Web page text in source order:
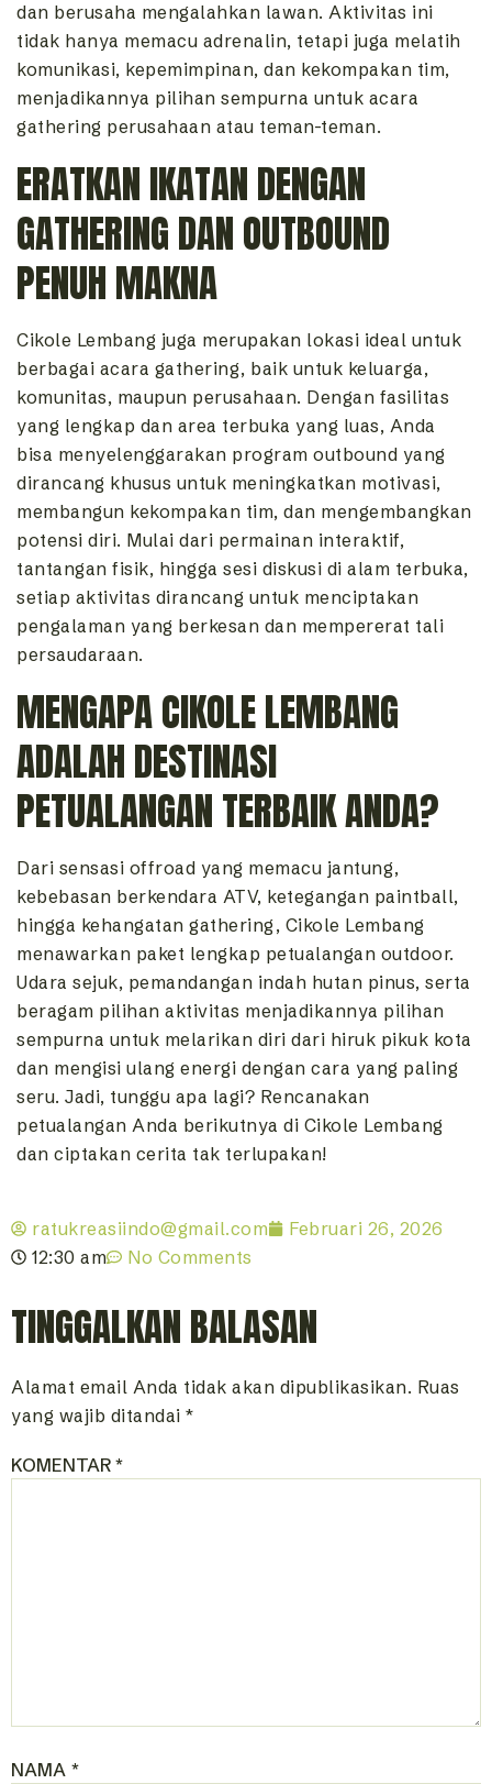
dan berusaha mengalahkan lawan. Aktivitas ini
tidak hanya memacu adrenalin, tetapi juga melatih
komunikasi, kepemimpinan, dan kekompakan tim,
menjadikannya pilihan sempurna untuk acara
gathering perusahaan atau teman-teman.
ERATKAN IKATAN DENGAN
GATHERING DAN OUTBOUND
PENUH MAKNA
Cikole Lembang juga merupakan lokasi ideal untuk
berbagai acara gathering, baik untuk keluarga,
komunitas, maupun perusahaan. Dengan fasilitas
yang lengkap dan area terbuka yang luas, Anda
bisa menyelenggarakan program outbound yang
dirancang khusus untuk meningkatkan motivasi,
membangun kekompakan tim, dan mengembangkan
potensi diri. Mulai dari permainan interaktif,
tantangan fisik, hingga sesi diskusi di alam terbuka,
setiap aktivitas dirancang untuk menciptakan
pengalaman yang berkesan dan mempererat tali
persaudaraan.
MENGAPA CIKOLE LEMBANG
ADALAH DESTINASI
PETUALANGAN TERBAIK ANDA?
Dari sensasi offroad yang memacu jantung,
kebebasan berkendara ATV, ketegangan paintball,
hingga kehangatan gathering, Cikole Lembang
menawarkan paket lengkap petualangan outdoor.
Udara sejuk, pemandangan indah hutan pinus, serta
beragam pilihan aktivitas menjadikannya pilihan
sempurna untuk melarikan diri dari hiruk pikuk kota
dan mengisi ulang energi dengan cara yang paling
seru. Jadi, tunggu apa lagi? Rencanakan
petualangan Anda berikutnya di Cikole Lembang
dan ciptakan cerita tak terlupakan!
ratukreasiindo@gmail.com
Februari 26, 2026
12:30 am
No Comments
TINGGALKAN BALASAN
Alamat email Anda tidak akan dipublikasikan. Ruas
yang wajib ditandai *
KOMENTAR*
NAMA *